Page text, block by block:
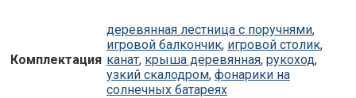
Комплектация
деревянная лестница с поручнями,
игровой балкончик, игровой столик,
канат, крыша деревянная, рукоход,
узкий скалодром, фонарики на
солнечных батареях